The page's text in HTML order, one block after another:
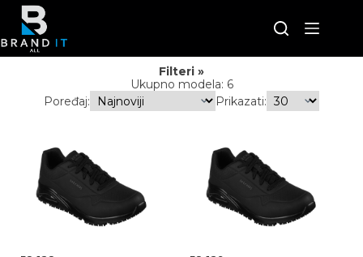
Skip
content
Filteri
Ukupno modela: 6
Poređaj:
Prikazati: